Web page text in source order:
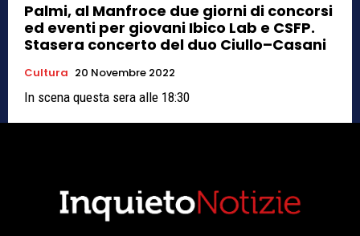
Palmi, al Manfroce due giorni di concorsi
ed eventi per giovani Ibico Lab e CSFP.
Stasera concerto del duo Ciullo–Casani
Cultura 20 Novembre 2022
In scena questa sera alle 18:30